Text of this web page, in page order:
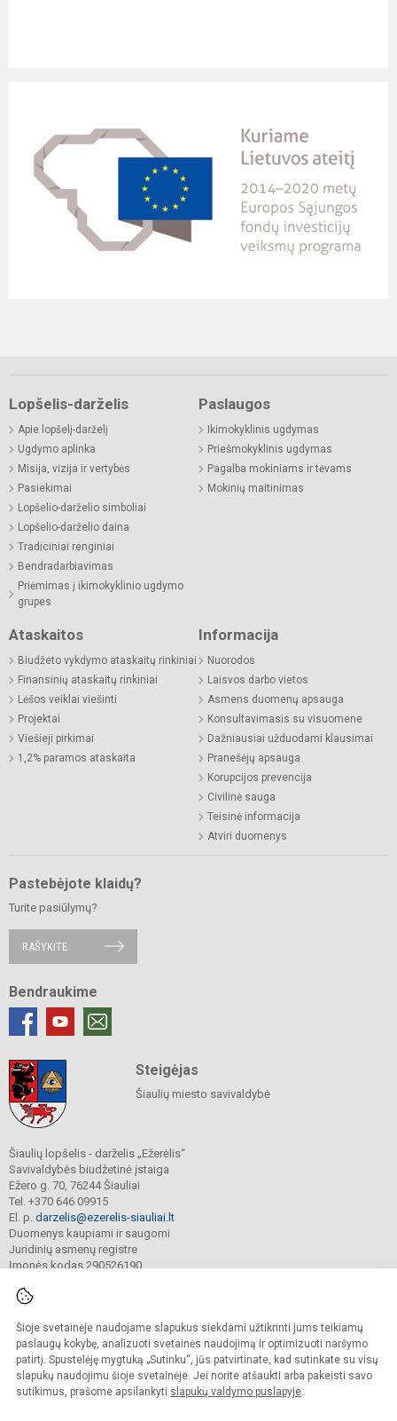
Šioje svetainėje naudojame slapukus siekdami užtikrinti jums teikiamų
paslaugų kokybę, analizuoti svetainės naudojimą ir optimizuoti naršymo
patirtį. Spustelėję mygtuką „Sutinku“, jūs patvirtinate, kad sutinkate su visų
slapukų naudojimu šioje svetainėje. Jei norite atšaukti arba pakeisti savo
sutikimus, prašome apsilankyti slapukų valdymo puslapyje.
Lopšelis-darželis
Apie lopšelį-darželį
Ugdymo aplinka
Misija, vizija ir vertybės
Pasiekimai
Lopšelio-darželio simboliai
Lopšelio-darželio daina
Tradiciniai renginiai
Bendradarbiavimas
Priėmimas į ikimokyklinio ugdymo
grupes
Paslaugos
Ikimokyklinis ugdymas
Priešmokyklinis ugdymas
Pagalba mokiniams ir tėvams
Mokinių maitinimas
Ataskaitos
Biudžeto vykdymo ataskaitų rinkiniai
Finansinių ataskaitų rinkiniai
Lėšos veiklai viešinti
Projektai
Viešieji pirkimai
1,2% paramos ataskaita
Informacija
Nuorodos
Laisvos darbo vietos
Asmens duomenų apsauga
Konsultavimasis su visuomene
Dažniausiai užduodami klausimai
Pranešėjų apsauga
Korupcijos prevencija
Civilinė sauga
Teisinė informacija
Atviri duomenys
Pastebėjote klaidų?
Turite pasiūlymų?
RAŠYKITE
Bendraukime
Steigėjas
Šiaulių miesto savivaldybė
Šiaulių lopšelis - darželis „Ežerėlis“
Savivaldybės biudžetinė įstaiga
Ežero g. 70, 76244 Šiauliai
Tel. +370 646 09915
El. p. darzelis@ezerelis-siauliai.lt
Duomenys kaupiami ir saugomi
Juridinių asmenų registre
Įmonės kodas 290526190
© 2023. Šiaulių lopšelis - darželis „Ežerėlis“. Visos teisės saugomos.
Kopijuoti turinį be raštiško įstaigos administracijos sutikimo griežtai draudžiama.
Versija neįgaliesiems Slapukų valdymas
Sumanus būdas atnaujinti